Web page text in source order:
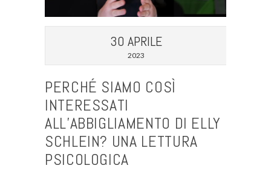
30 APRILE
2023
PERCHÉ SIAMO COSÌ
INTERESSATI
ALL’ABBIGLIAMENTO DI ELLY
SCHLEIN? UNA LETTURA
PSICOLOGICA